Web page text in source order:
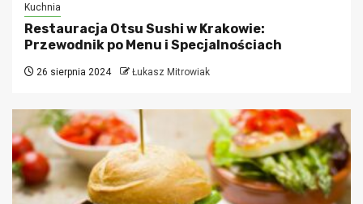
Kuchnia
Restauracja Otsu Sushi w Krakowie:
Przewodnik po Menu i Specjalnościach
26 sierpnia 2024 Łukasz Mitrowiak